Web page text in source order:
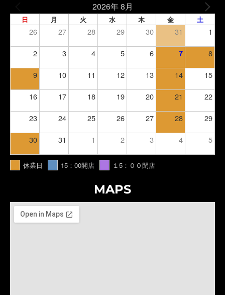
2026年 8月
日 月 火 水 木 金 土
26 27 28 29 30 31 1
2 3 4 5 6 7 8
9 10 11 12 13 14 15
16 17 18 19 20 21 22
23 24 25 26 27 28 29
30 31 1 2 3 4 5
休業日 15：00開店 １5：００閉店
MAPS